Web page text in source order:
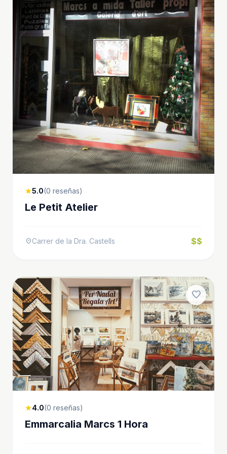
star5.0(0 reseñas)
Le Petit Atelier
location_onCarrer de la Dra. Castells $$
favorite
star4.0(0 reseñas)
Emmarcalia Marcs 1 Hora